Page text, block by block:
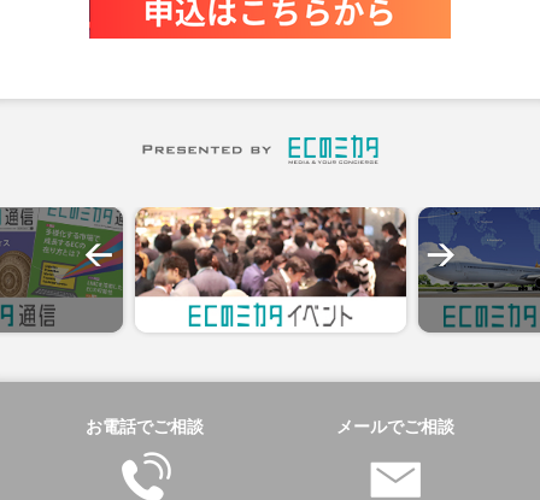
お電話でご相談 メールでご相談